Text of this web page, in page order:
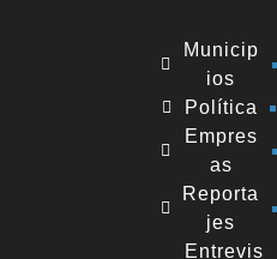
Municip
ios
Política
Empres
as
Reporta
jes
Entrevis